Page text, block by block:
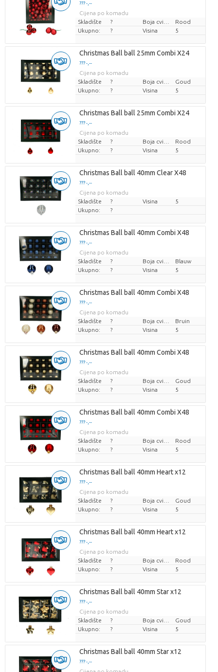
??? -,--
Cijena po komadu
Skladište
?
Rood
Ukupno:
? Visina 5
Christmas Ball ball 25mm Combi X24
??? -,--
Cijena po komadu
Skladište
?
Goud
Ukupno:
? Visina 5
Christmas Ball ball 25mm Combi X24
??? -,--
Cijena po komadu
Skladište
?
Rood
Ukupno:
? Visina 5
Christmas Ball ball 40mm Clear X48
??? -,--
Cijena po komadu
Skladište
? Visina
5
Ukupno:
?
Christmas Ball ball 40mm Combi X48
??? -,--
Cijena po komadu
Skladište
?
Blauw
Ukupno:
? Visina 5
Christmas Ball ball 40mm Combi X48
??? -,--
Cijena po komadu
Skladište
?
Bruin
Ukupno:
? Visina 5
Christmas Ball ball 40mm Combi X48
??? -,--
Cijena po komadu
Skladište
?
Goud
Ukupno:
? Visina 5
Christmas Ball ball 40mm Combi X48
??? -,--
Cijena po komadu
Skladište
?
Rood
Ukupno:
? Visina 5
Christmas Ball ball 40mm Heart x12
??? -,--
Cijena po komadu
Skladište
?
Goud
Ukupno:
? Visina 5
Christmas Ball ball 40mm Heart x12
??? -,--
Cijena po komadu
Skladište
?
Rood
Ukupno:
? Visina 5
Christmas Ball ball 40mm Star x12
??? -,--
Cijena po komadu
Skladište
?
Goud
Ukupno:
? Visina 5
Christmas Ball ball 40mm Star x12
??? -,--